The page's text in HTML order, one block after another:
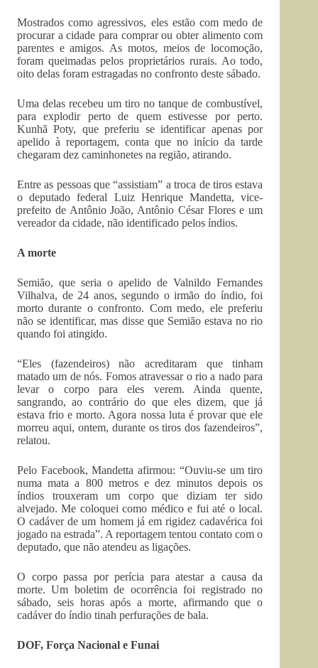
Mostrados como agressivos, eles estão com medo de
procurar a cidade para comprar ou obter alimento com
parentes e amigos. As motos, meios de locomoção,
foram queimadas pelos proprietários rurais. Ao todo,
oito delas foram estragadas no confronto deste sábado.
Uma delas recebeu um tiro no tanque de combustível,
para explodir perto de quem estivesse por perto.
Kunhã Poty, que preferiu se identificar apenas por
apelido à reportagem, conta que no início da tarde
chegaram dez caminhonetes na região, atirando.
Entre as pessoas que “assistiam” a troca de tiros estava
o deputado federal Luiz Henrique Mandetta, vice-
prefeito de Antônio João, Antônio César Flores e um
vereador da cidade, não identificado pelos índios.
A morte
Semião, que seria o apelido de Valnildo Fernandes
Vilhalva, de 24 anos, segundo o irmão do índio, foi
morto durante o confronto. Com medo, ele preferiu
não se identificar, mas disse que Semião estava no rio
quando foi atingido.
“Eles (fazendeiros) não acreditaram que tinham
matado um de nós. Fomos atravessar o rio a nado para
levar o corpo para eles verem. Ainda quente,
sangrando, ao contrário do que eles dizem, que já
estava frio e morto. Agora nossa luta é provar que ele
morreu aqui, ontem, durante os tiros dos fazendeiros”,
relatou.
Pelo Facebook, Mandetta afirmou: “Ouviu-se um tiro
numa mata a 800 metros e dez minutos depois os
índios trouxeram um corpo que diziam ter sido
alvejado. Me coloquei como médico e fui até o local.
O cadáver de um homem já em rigidez cadavérica foi
jogado na estrada”. A reportagem tentou contato com o
deputado, que não atendeu as ligações.
O corpo passa por perícia para atestar a causa da
morte. Um boletim de ocorrência foi registrado no
sábado, seis horas após a morte, afirmando que o
cadáver do índio tinah perfurações de bala.
DOF, Força Nacional e Funai